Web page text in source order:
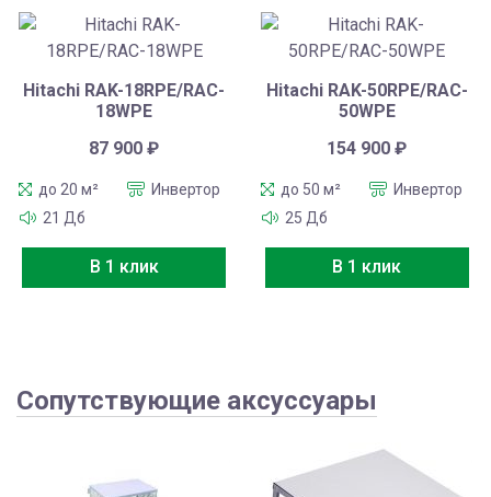
Hitachi RAK-18RPE/RAC-
18WPE
87 900₽
до 20 м²
Инвертор
21 Дб
В 1 клик
Hitachi RAK-50RPE/RAC-
50WPE
154 900₽
до 50 м²
Инвертор
25 Дб
В 1 клик
Сопутствующие аксуссуары